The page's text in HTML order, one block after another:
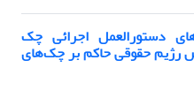
دستورالعمل اجرائی چک
1402 در خصوص رژیم حقوقی حاکم بر چک‌های